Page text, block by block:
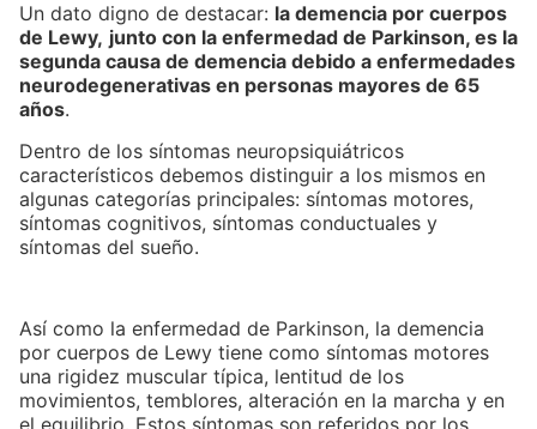
Un dato digno de destacar: la demencia por cuerpos
de Lewy, junto con la enfermedad de Parkinson, es la
segunda causa de demencia debido a enfermedades
neurodegenerativas en personas mayores de 65
años.
Dentro de los síntomas neuropsiquiátricos
característicos debemos distinguir a los mismos en
algunas categorías principales: síntomas motores,
síntomas cognitivos, síntomas conductuales y
síntomas del sueño.
Así como la enfermedad de Parkinson, la demencia
por cuerpos de Lewy tiene como síntomas motores
una rigidez muscular típica, lentitud de los
movimientos, temblores, alteración en la marcha y en